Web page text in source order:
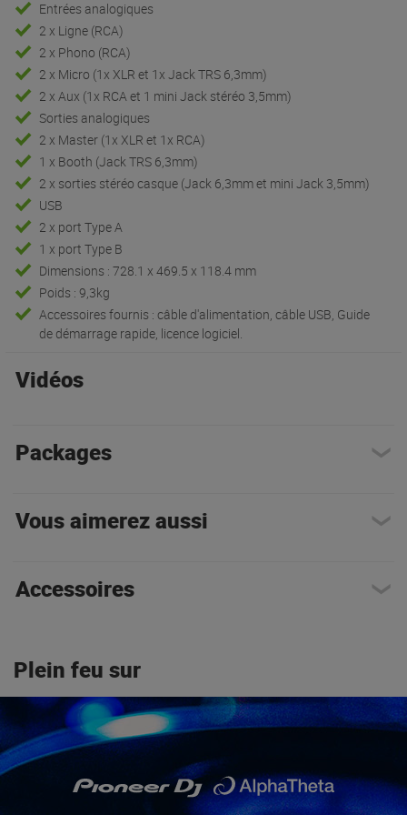
Entrées analogiques
2 x Ligne (RCA)
2 x Phono (RCA)
2 x Micro (1x XLR et 1x Jack TRS 6,3mm)
2 x Aux (1x RCA et 1 mini Jack stéréo 3,5mm)
Sorties analogiques
2 x Master (1x XLR et 1x RCA)
1 x Booth (Jack TRS 6,3mm)
2 x sorties stéréo casque (Jack 6,3mm et mini Jack 3,5mm)
USB
2 x port Type A
1 x port Type B
Dimensions : 728.1 x 469.5 x 118.4 mm
Poids : 9,3kg
Accessoires fournis : câble d'alimentation, câble USB, Guide
de démarrage rapide, licence logiciel.
Vidéos
Packages
Vous aimerez aussi
Accessoires
Plein feu sur